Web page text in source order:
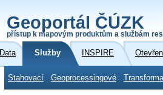
Geoportál ČÚZK
přístup k mapovým produktům a službám
Data Služby INSPIRE
Stahovací Geoprocessingové